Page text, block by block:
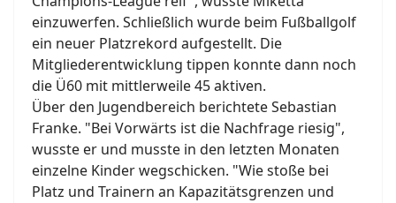
einzuwerfen. Schließlich wurde beim Fußballgolf
ein neuer Platzrekord aufgestellt. Die
Mitgliederentwicklung tippen konnte dann noch
die Ü60 mit mittlerweile 45 aktiven.
Über den Jugendbereich berichtete Sebastian
Franke. "Bei Vorwärts ist die Nachfrage riesig",
wusste er und musste in den letzten Monaten
einzelne Kinder wegschicken. "Wie stoße bei
Platz und Trainern an Kapazitätsgrenzen und